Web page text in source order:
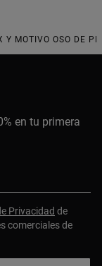
Y MOTIVO OSO DE
en tu primera
Privacidad de
comerciales de